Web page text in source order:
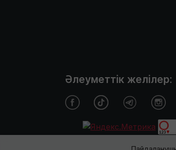
Әлеуметтік желілер: